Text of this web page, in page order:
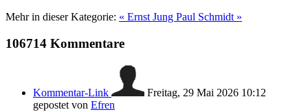
Mehr in dieser Kategorie: « Ernst Jung Paul Schmidt »
106714 Kommentare
Kommentar-Link
Freitag, 29 Mai 2026 10:12
gepostet von Efren